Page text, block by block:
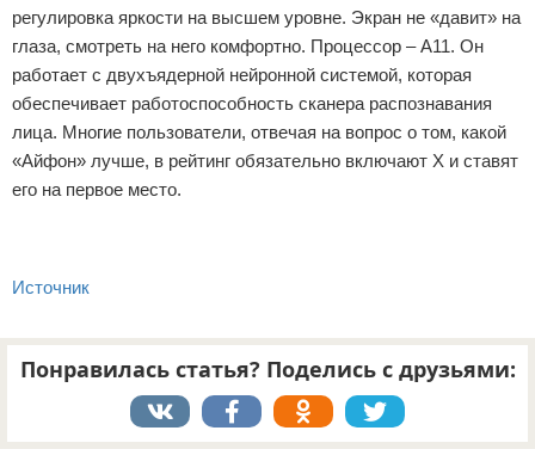
регулировка яркости на высшем уровне. Экран не «давит» на
глаза, смотреть на него комфортно. Процессор – А11. Он
работает с двухъядерной нейронной системой, которая
обеспечивает работоспособность сканера распознавания
лица. Многие пользователи, отвечая на вопрос о том, какой
«Айфон» лучше, в рейтинг обязательно включают Х и ставят
его на первое место.
Источник
Понравилась статья? Поделись с друзьями: